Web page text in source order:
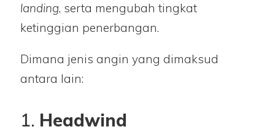
landing, serta mengubah tingkat
ketinggian penerbangan.
Dimana jenis angin yang dimaksud
antara lain:
1. Headwind